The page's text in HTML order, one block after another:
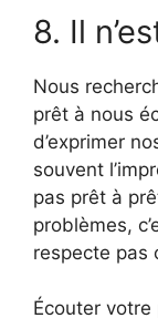
8. Il
Nous
prêt à nous
d’exprimer
souvent
pas prêt à
problèmes,
respecte pas
Écouter votre